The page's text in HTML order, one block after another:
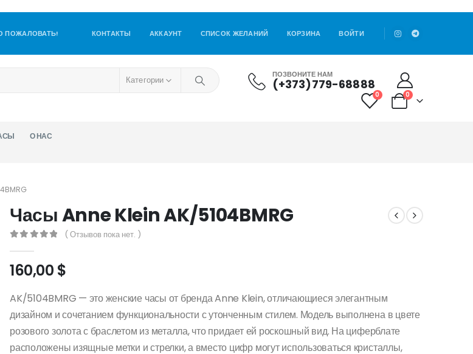
ПОЖАЛОВАТЬ! КОНТАКТЫ АККАУНТ СПИСОК ЖЕЛАНИЙ КОРЗИНА ВОЙТИ
Категории ПОЗВОНИТЕ НАМ
(+373)779-68888
0 0
О НАС
Часы Anne Klein AK/5104BMRG
( Отзывов пока нет. )
160,00 $
AK/5104BMRG — это женские часы от бренда Anne Klein, отличающиеся элегантным
дизайном и сочетанием функциональности с утонченным стилем. Модель выполнена в цвете
розового золота с браслетом из металла, что придает ей роскошный вид. На циферблате
расположены изящные метки и стрелки, а вместо цифр могут использоваться кристаллы,